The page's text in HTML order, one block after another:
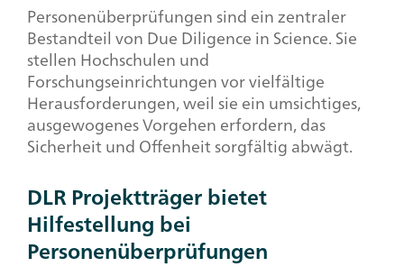
Personenüberprüfungen sind ein zentraler
Bestandteil vonDue Diligence in Science. Sie
stellen Hochschulen und
Forschungseinrichtungen vor vielfältige
Herausforderungen, weil sie ein umsichtiges,
ausgewogenes Vorgehen erfordern, das
Sicherheit und Offenheit sorgfältig abwägt.
DLR Projektträger bietet
Hilfestellung bei
Personenüberprüfungen